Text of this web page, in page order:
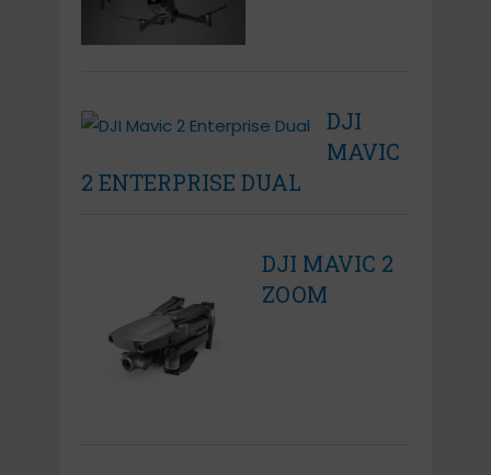
DJI
MAVIC
2 ENTERPRISE DUAL
DJI MAVIC 2
ZOOM